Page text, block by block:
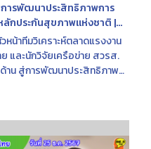
ารพัฒนาประสิทธิภาพการ
ลักประกันสุขภาพแห่งชาติ |
. 2568
าทีมวิเคราะห์ตลาดแรงงาน
และนักวิจัยเครือข่าย สวรส.
าน สู่การพัฒนาประสิทธิภาพ